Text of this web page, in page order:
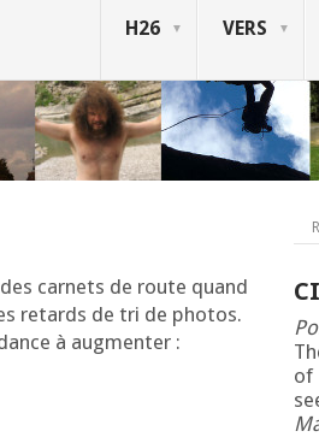
H26 VERS
car­nets de route quand
retards de tri de pho­tos.
à augmenter :
of